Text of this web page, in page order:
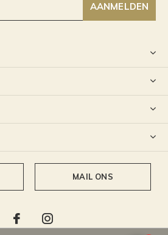
AANMELDEN
MAIL ONS